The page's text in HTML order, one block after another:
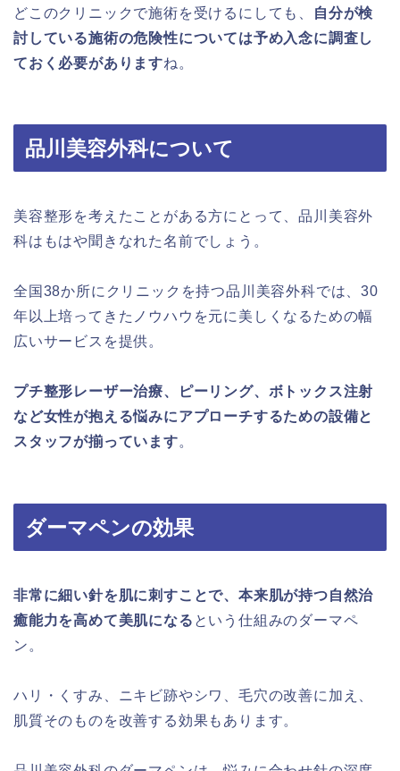
どこのクリニックで施術を受けるにしても、
自分が検
討している施術の危険性については予め入念に調査し
ておく必要がありますね。
品川美容外科について
美容整形を考えたことがある方にとって、品川美容外
科はもはや聞きなれた名前でしょう。
全国38か所にクリニックを持つ品川美容外科では、30
年以上培ってきたノウハウを元に美しくなるための幅
広いサービスを提供。
プチ整形レーザー治療、ピーリング、ボトックス注射
など女性が抱える悩みにアプローチするための設備と
スタッフが揃っています。
ダーマペンの効果
非常に細い針を肌に刺すことで、本来肌が持つ自然治
癒能力を高めて美肌になる という仕組みのダーマペ
ン。
ハリ・くすみ、ニキビ跡やシワ、毛穴の改善に加え、
肌質そのものを改善する効果もあります。